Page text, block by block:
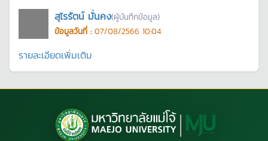
สุไรรัตน์ มั่นคง(ผู้บันทึกข้อมูล)
ข้อมูลวันที่ : 07/08/2566 10:04
รายละเอียดเพิ่มเติม